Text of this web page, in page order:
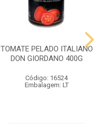
TOMATE PELADO ITALIANO
DON GIORDANO 400G
Código: 16524
Embalagem: LT